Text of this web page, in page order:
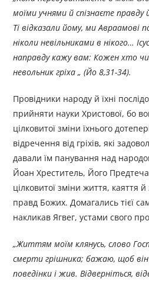
моїми учнями й спізнаєте
Ті відказали йому, ми Авраамові
ніколи невільниками в нікого…
направду кажу вам: Кожен хто
невольник гріха „ (Йо 8,31-34).
Провідники народу й їхні
прийняти науки Христової, бо
цілковитої зміни їхнього
відречення від гріхів, які
давали їм панування над
Йоан Хреститель, Його
цілковитої зміни життя, каяття
правд Божих. Домагались тієї
накликав Ягвег, устами свого
„Життям моїм клянусь, слово
смерти грішника; бажаю, щоб він
поведінки і жив. Відверніться,